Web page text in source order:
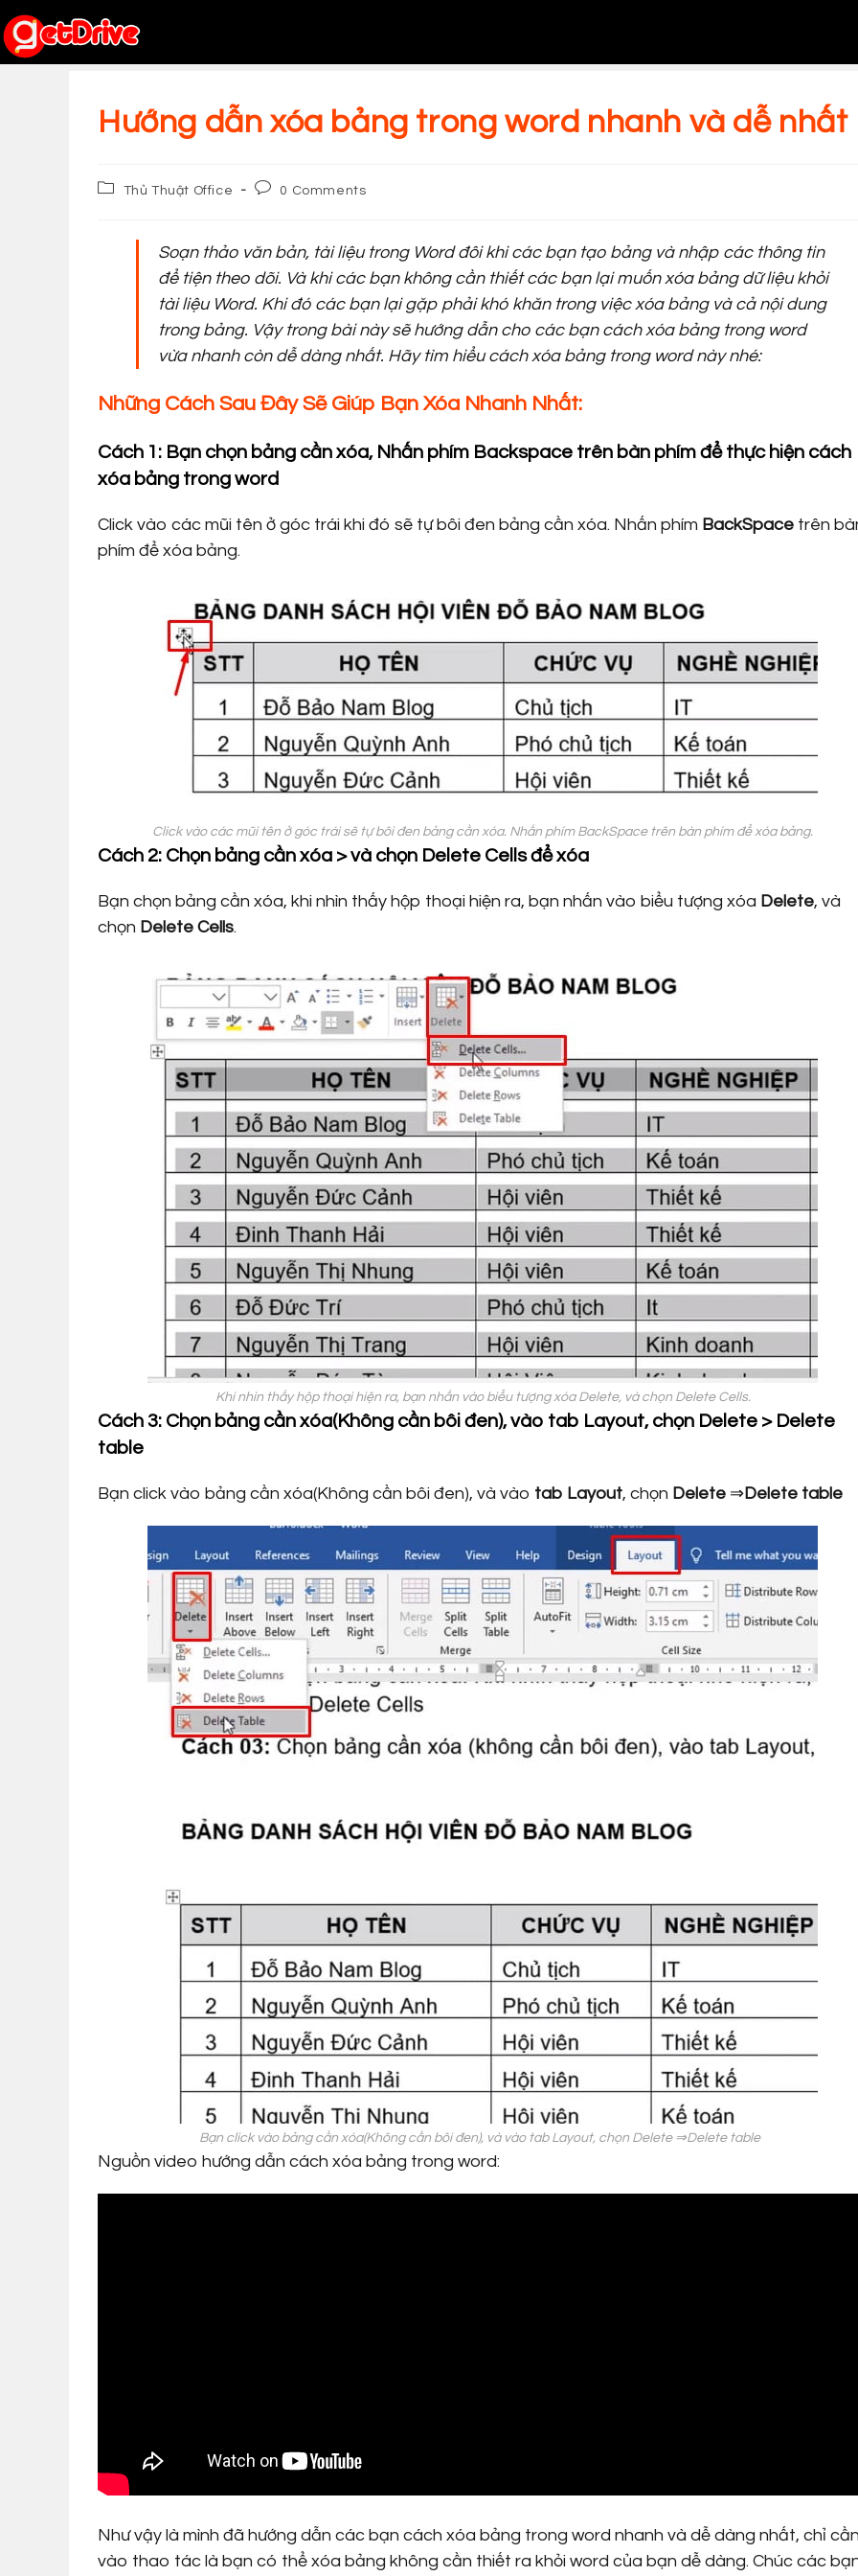
to
content
Hướng dẫn xóa bảng trong word nhanh và dễ nhất
PostThủ Thuật Office
Post0 Comments
Soạn thảo văn bản, tài liệu trong Word đôi khi các bạn tạo bảng và nhập các thông tin
để tiện theo dõi. Và khi các bạn không cần thiết các bạn lại muốn xóa bảng dữ liệu khỏi
tài liệu Word. Khi đó các bạn lại gặp phải khó khăn trong việc xóa bảng và cả nội dung
trong bảng. Vậy trong bài này sẽ hướng dẫn cho các bạn cách xóa bảng trong word
vừa nhanh còn dễ dàng nhất. Hãy tìm hiểu cách xóa bảng trong word này nhé:
Những Cách Sau Đây Sẽ Giúp Bạn Xóa Nhanh Nhất:
Cách 1: Bạn chọn bảng cần xóa, Nhấn phím Backspace trên bàn phím để thực hiện cách
xóa bảng trong word
Click vào các mũi tên ở góc trái khi đó sẽ tự bôi đen bảng cần xóa. Nhấn phím BackSpace trên
phím để xóa bảng.
Click vào các mũi tên ở góc trái sẽ tự bôi đen bảng cần xóa. Nhấn phím BackSpace trên bàn phím để xóa bảng.
Cách 2: Chọn bảng cần xóa > và chọn Delete Cells để xóa
Bạn chọn bảng cần xóa, khi nhìn thấy hộp thoại hiện ra, bạn nhấn vào biểu tượng xóa Delete, và
chọn Delete Cells.
Khi nhìn thấy hộp thoại hiện ra, bạn nhấn vào biểu tượng xóa Delete, và chọn Delete Cells.
Cách 3: Chọn bảng cần xóa(Không cần bôi đen), vào tab Layout, chọn Delete > Delete
table
Bạn click vào bảng cần xóa(Không cần bôi đen), và vào tab Layout, chọn Delete ⇒Delete table
Bạn click vào bảng cần xóa(Không cần bôi đen), và vào tab Layout, chọn Delete ⇒Delete table
Nguồn video hướng dẫn cách xóa bảng trong word:
Như vậy là mình đã hướng dẫn các bạn cách xóa bảng trong word nhanh và dễ dàng nhất, chỉ
vào thao tác là bạn có thể xóa bảng không cần thiết ra khỏi word của bạn dễ dàng. Chúc các